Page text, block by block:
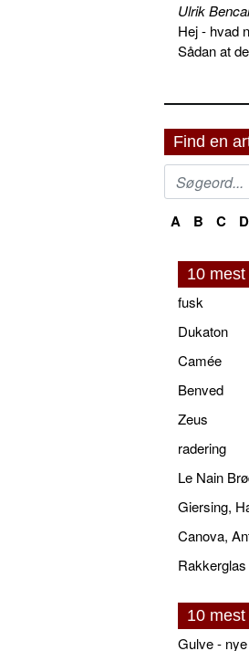
Ulrik
Hej - hvad
Sådan at
Find en
A B C D
10
fusk
Dukaton
Camée
Benved
Zeus
radering
Le Nain
Giersing,
Canova,
Rakkerglas
10
Gulve -